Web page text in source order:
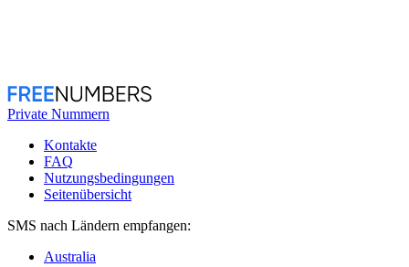
Private Nummern
Kontakte
FAQ
Nutzungsbedingungen
Seitenübersicht
SMS nach Ländern empfangen:
Australia